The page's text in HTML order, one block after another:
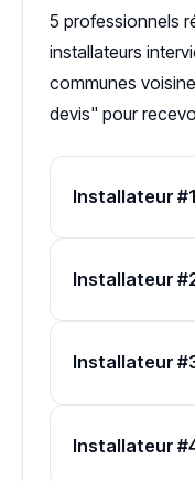
5 professionnels
installateurs
communes
devis" pour